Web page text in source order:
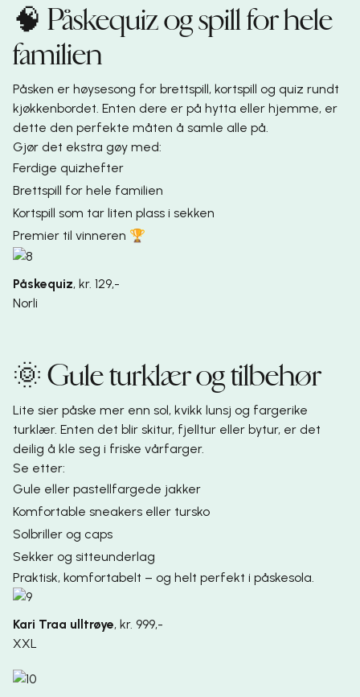
🧠 Påskequiz og spill for hele
familien
Påsken er høysesong for brettspill, kortspill og quiz rundt
kjøkkenbordet. Enten dere er på hytta eller hjemme, er
dette den perfekte måten å samle alle på.
Gjør det ekstra gøy med:
Ferdige quizhefter
Brettspill for hele familien
Kortspill som tar liten plass i sekken
Premier til vinneren 🏆
Påskequiz, kr. 129,-
Norli
🌞 Gule turklær og tilbehør
Lite sier påske mer enn sol, kvikk lunsj og fargerike
turklær. Enten det blir skitur, fjelltur eller bytur, er det
deilig å kle seg i friske vårfarger.
Se etter:
Gule eller pastellfargede jakker
Komfortable sneakers eller tursko
Solbriller og caps
Sekker og sitteunderlag
Praktisk, komfortabelt – og helt perfekt i påskesola.
Kari Traa ulltrøye, kr. 999,-
XXL